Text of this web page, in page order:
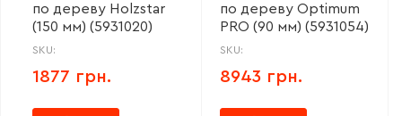
по дереву Holzstar
(150 мм) (5931020)
SKU:
1877 грн.
по дереву Optimum
PRO (90 мм) (5931054)
SKU:
8943 грн.